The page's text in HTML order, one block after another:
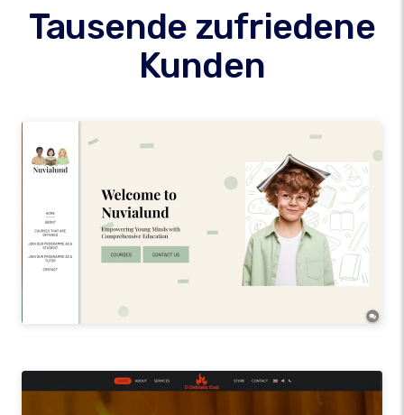
Tausende zufriedene
Kunden